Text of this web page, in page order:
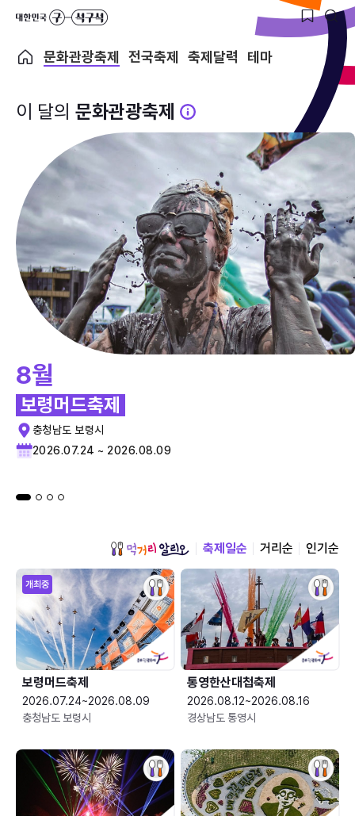
문화관광축제 전국축제 축제달력 테마
이 달의 문화관광축제
8월
보령머드축제
충청남도 보령시
2026.07.24 ~ 2026.08.09
축제일순 거리순 인기순
개최중
보령머드축제
2026.07.24~2026.08.09
충청남도 보령시
통영한산대첩축제
2026.08.12~2026.08.16
경상남도 통영시